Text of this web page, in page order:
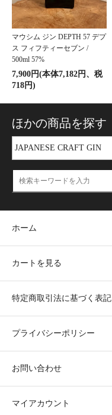
マウシム ジン DEPTH 57 デプ
ス フィフティーセブン /
500ml 57%
7,900円(本体7,182円、税
718円)
ほかの商品を探す
ホーム
カートを見る
特定商取引法に基づく表記
プライバシーポリシー
お問い合わせ
マイアカウント